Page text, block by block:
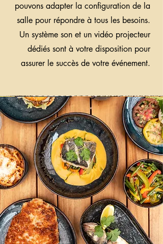
pouvons adapter la configuration de la
salle pour répondre à tous les besoins.
Un système son et un vidéo projecteur
dédiés sont à votre disposition pour
assurer le succès de votre événement.